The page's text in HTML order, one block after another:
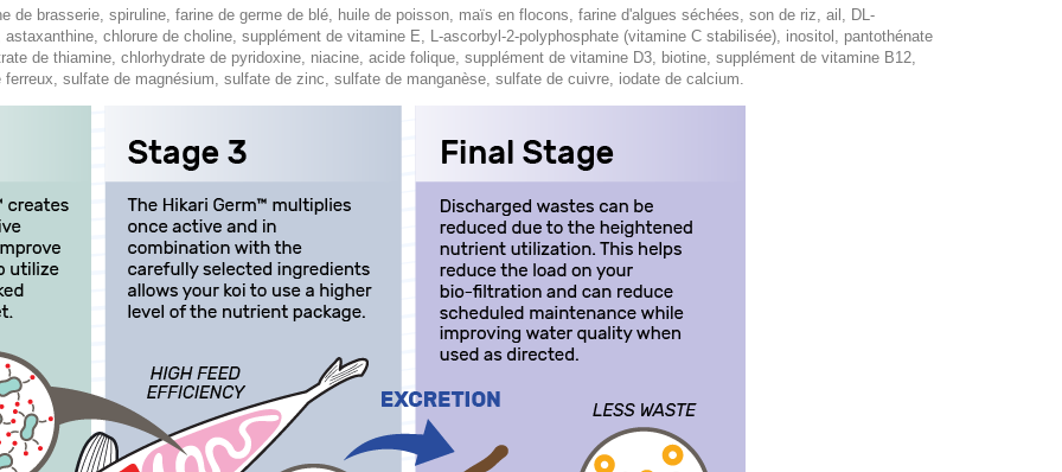
de brasserie, spiruline, farine de germe de blé, huile de poisson, maïs en flocons, farine d'algues séchées, son de riz, ail, DL-
chlorure de choline, supplément de vitamine E, L-ascorbyl-2-polyphosphate (vitamine C stabilisée), inositol, pantothénate
de thiamine, chlorhydrate de pyridoxine, niacine, acide folique, supplément de vitamine D3, biotine, supplément de vitamine B12,
sulfate de magnésium, sulfate de zinc, sulfate de manganèse, sulfate de cuivre, iodate de calcium.